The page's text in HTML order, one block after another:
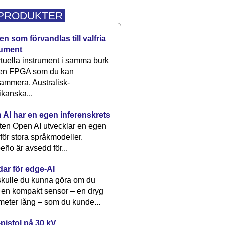
som förvandlas till valfria
instrument i samma burk
FPGA som du kan
Australisk-
AI har en egen inferenskrets
Open AI utvecklar en egen
stora språkmodeller.
är avsedd för...
för edge-AI
du kunna göra om du
kompakt sensor – en dryg
lång – som du kunde...
på 30 kV